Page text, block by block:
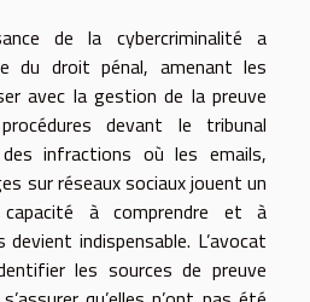
de la cybercriminalité a
du droit pénal, amenant les
avec la gestion de la preuve
devant le tribunal
infractions où les emails,
sur réseaux sociaux jouent un
à comprendre et à
indispensable. L’avocat
les sources de preuve